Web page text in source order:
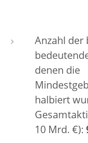
Anzahl der
denen die
halbiert
10 Mrd. €):